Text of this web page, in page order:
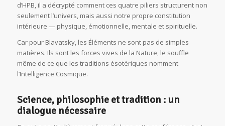
d’HPB, il a décrypté comment ces quatre piliers structurent non
seulement l’univers, mais aussi notre propre constitution
intérieure — physique, émotionnelle, mentale et spirituelle.
Car pour Blavatsky, les Éléments ne sont pas de simples
matières. Ils sont les forces vives de la Nature, le souffle
même de ce que les traditions ésotériques nomment
l’Intelligence Cosmique.
Science, philosophie et tradition : un
dialogue nécessaire